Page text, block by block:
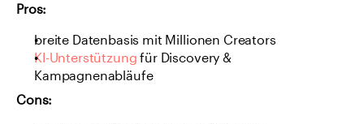
Pros:
breite Datenbasis mit Millionen Creators
KI-Unterstützung für Discovery &
Kampagnenabläufe
Cons: